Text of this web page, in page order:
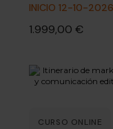
INICIO 12-10-2026
1.999,00 €
CURSO ONLINE